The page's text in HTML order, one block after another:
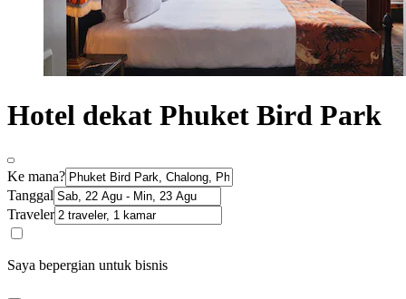
Hotel dekat Phuket Bird Park
Ke mana?
Tanggal
Traveler
Saya bepergian untuk bisnis